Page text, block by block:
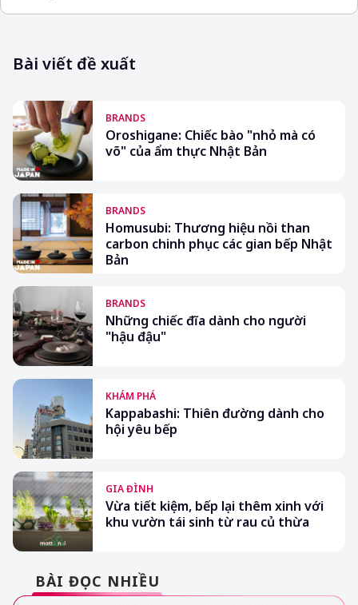
Bài viết đề xuất
BRANDS
Oroshigane: Chiếc bào "nhỏ mà có
võ" của ẩm thực Nhật Bản
BRANDS
Homusubi: Thương hiệu nồi than
carbon chinh phục các gian bếp Nhật
Bản
BRANDS
Những chiếc đĩa dành cho người
"hậu đậu"
KHÁM PHÁ
Kappabashi: Thiên đường dành cho
hội yêu bếp
GIA ĐÌNH
Vừa tiết kiệm, bếp lại thêm xinh với
khu vườn tái sinh từ rau củ thừa
BÀI ĐỌC NHIỀU